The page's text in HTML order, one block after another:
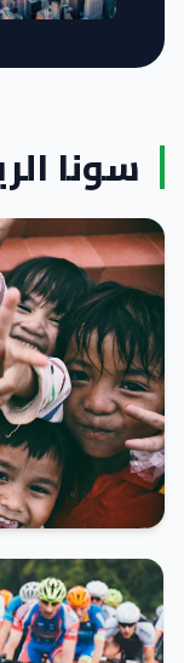
سونا
الدوري الممتاز
الهلال
للدوري